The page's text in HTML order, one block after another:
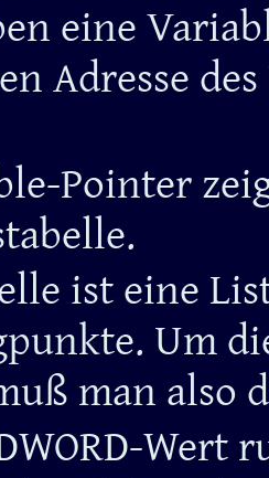
eine
Adresse
Pointer
ist eine
Um
man also
Wert